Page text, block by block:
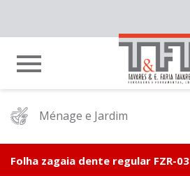
Ménage e Jardim
Folha zagaia dente regular FZR-03